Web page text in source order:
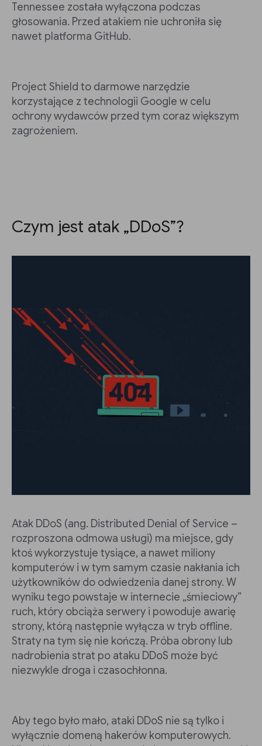
Tennessee została wyłączona podczas
głosowania. Przed atakiem nie uchroniła się
nawet platforma GitHub.
Project Shield to darmowe narzędzie
korzystające z technologii Google w celu
ochrony wydawców przed tym coraz większym
zagrożeniem.
Czym jest atak „DDoS”?
Atak DDoS (ang. Distributed Denial of Service –
rozproszona odmowa usługi) ma miejsce, gdy
ktoś wykorzystuje tysiące, a nawet miliony
komputerów i w tym samym czasie nakłania ich
użytkowników do odwiedzenia danej strony. W
wyniku tego powstaje w internecie „śmieciowy”
ruch, który obciąża serwery i powoduje awarię
strony, którą następnie wyłącza w tryb offline.
Straty na tym się nie kończą. Próba obrony lub
nadrobienia strat po ataku DDoS może być
niezwykle droga i czasochłonna.
Aby tego było mało, ataki DDoS nie są tylko i
wyłącznie domeną hakerów komputerowych.